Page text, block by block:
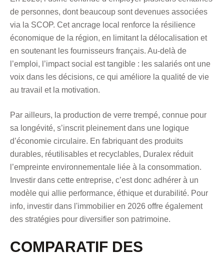
de personnes, dont beaucoup sont devenues associées
via la SCOP. Cet ancrage local renforce la résilience
économique de la région, en limitant la délocalisation et
en soutenant les fournisseurs français. Au-delà de
l’emploi, l’impact social est tangible : les salariés ont une
voix dans les décisions, ce qui améliore la qualité de vie
au travail et la motivation.
Par ailleurs, la production de verre trempé, connue pour
sa longévité, s’inscrit pleinement dans une logique
d’économie circulaire. En fabriquant des produits
durables, réutilisables et recyclables, Duralex réduit
l’empreinte environnementale liée à la consommation.
Investir dans cette entreprise, c’est donc adhérer à un
modèle qui allie performance, éthique et durabilité. Pour
info, investir dans l'immobilier en 2026 offre également
des stratégies pour diversifier son patrimoine.
COMPARATIF DES